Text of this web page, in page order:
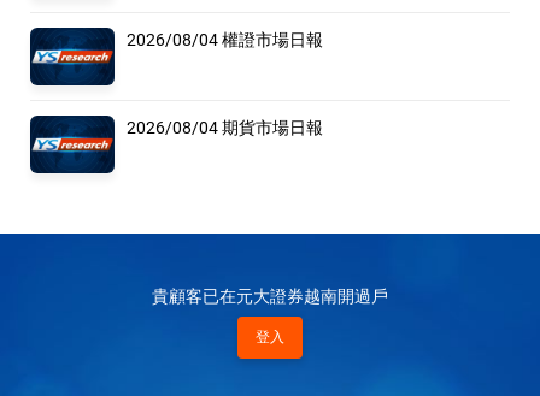
2026/08/04 權證市場日報
2026/08/04 期貨市場日報
貴顧客已在元大證券越南開過戶
登入